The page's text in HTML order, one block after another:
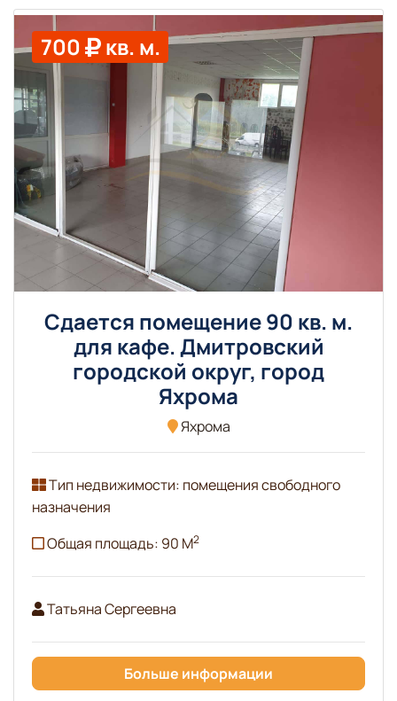
700 кв. м.
Сдается помещение 90 кв. м.
для кафе. Дмитровский
городской округ, город
Яхрома
Яхрома
Тип недвижимости: помещения свободного
назначения
Общая площадь: 90 М2
Татьяна Сергеевна
Больше информации